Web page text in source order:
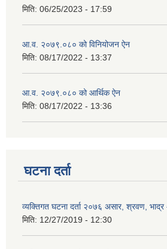
मिति: 06/25/2023 - 17:59
आ.व. २०७९.०८० को विनियोजन ऐन
मिति: 08/17/2022 - 13:37
आ.व. २०७९.०८० को आर्थिक ऐन
मिति: 08/17/2022 - 13:36
घटना दर्ता
व्यक्तिगत घटना दर्ता २०७६ असार, श्रवण,
मिति: 12/27/2019 - 12:30